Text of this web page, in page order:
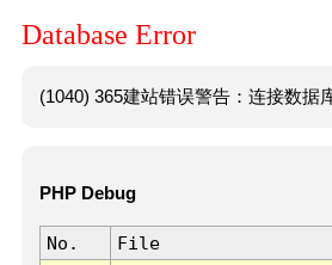
Database Error
(1040) 365建站错误警告：连接数据
PHP Debug
No. File